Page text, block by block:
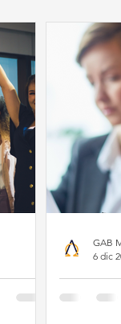
en la
GAB
6 dic